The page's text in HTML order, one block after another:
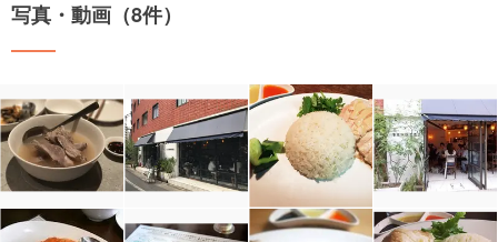
写真・動画（8件）